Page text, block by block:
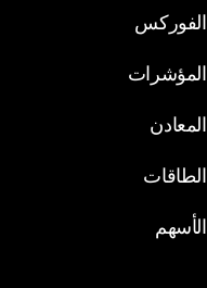
الفوركس
المؤشرات
المعادن
الطاقات
الأسهم